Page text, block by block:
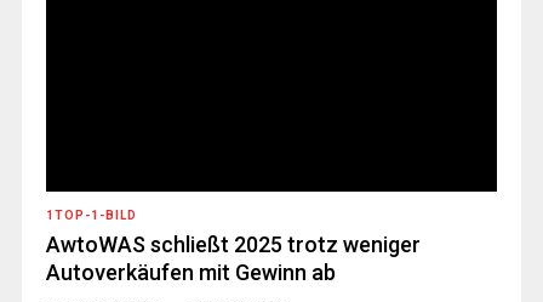
1TOP-1-BILD
AwtoWAS schließt 2025 trotz weniger
Autoverkäufen mit Gewinn ab